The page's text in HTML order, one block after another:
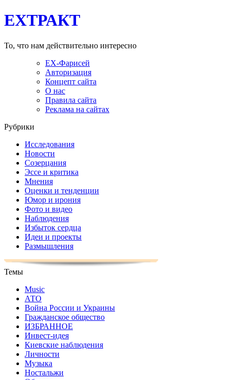
EXТРАКТ
То, что нам действительно интересно
EX-Фарисей
Авторизация
Концепт сайта
О нас
Правила сайта
Реклама на сайтах
Рубрики
Исследования
Новости
Созерцания
Эссе и критика
Мнения
Оценки и тенденции
Юмор и ирония
Фото и видео
Наблюдения
Избыток сердца
Идеи и проекты
Размышления
Темы
Music
АТО
Война России и Украины
Гражданское общество
ИЗБРАННОЕ
Инвест-идея
Киевские наблюдения
Личности
Музыка
Ностальжи